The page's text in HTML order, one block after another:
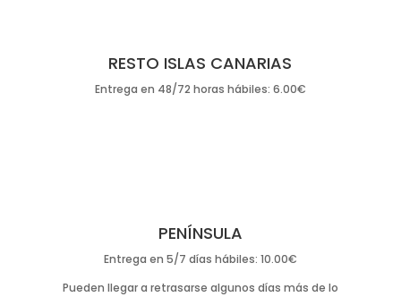
RESTO ISLAS CANARIAS
Entrega en 48/72 horas hábiles: 6.00€
PENÍNSULA
Entrega en 5/7 días hábiles: 10.00€
Pueden llegar a retrasarse algunos días más de lo